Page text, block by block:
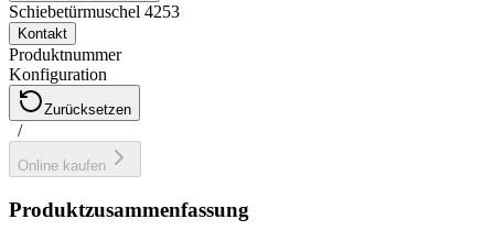
Schiebetürmuschel 4253
Kontakt
Produktnummer
Konfiguration
Zurücksetzen
/
Online kaufen
Produktzusammenfassung